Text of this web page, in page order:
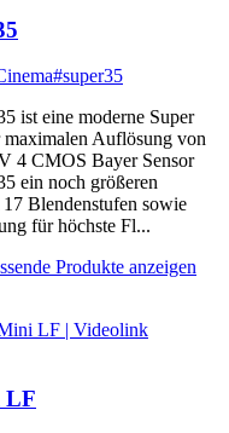
#super35
ist eine moderne Super
Auflösung von
4 CMOS Bayer Sensor
ein noch größeren
Blendenstufen sowie
für höchste Fl...
Produkte anzeigen
LF